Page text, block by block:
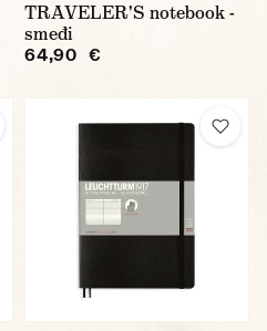
TRAVELER'S notebook -
smeđi
64,90 €